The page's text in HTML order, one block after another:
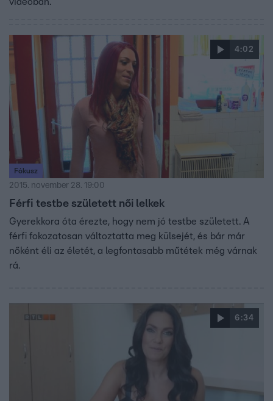
4:02
Fókusz
2015. november 28. 19:00
Férfi testbe született női lelkek
Gyerekkora óta érezte, hogy nem jó testbe született. A
férfi fokozatosan változtatta meg külsejét, és bár már
nőként éli az életét, a legfontasabb műtétek még várnak
rá.
6:34